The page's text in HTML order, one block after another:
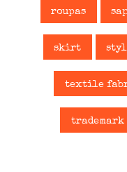
roupas
skirt
textile
trademark